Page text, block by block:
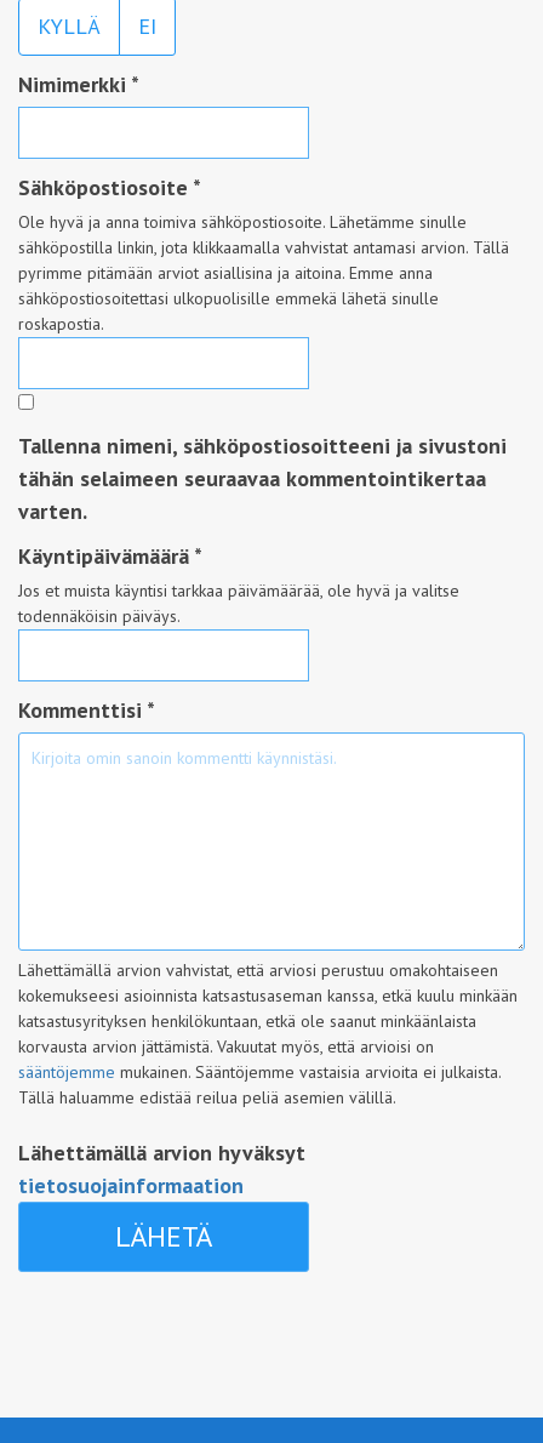
KYLLÄ EI
Nimimerkki *
Sähköpostiosoite *
Ole hyvä ja anna toimiva sähköpostiosoite. Lähetämme sinulle
sähköpostilla linkin, jota klikkaamalla vahvistat antamasi arvion. Tällä
pyrimme pitämään arviot asiallisina ja aitoina. Emme anna
sähköpostiosoitettasi ulkopuolisille emmekä lähetä sinulle
roskapostia.
Tallenna nimeni, sähköpostiosoitteeni ja sivustoni
tähän selaimeen seuraavaa kommentointikertaa
varten.
Käyntipäivämäärä *
Jos et muista käyntisi tarkkaa päivämäärää, ole hyvä ja valitse
todennäköisin päiväys.
Kommenttisi *
Lähettämällä arvion vahvistat, että arviosi perustuu omakohtaiseen
kokemukseesi asioinnista katsastusaseman kanssa, etkä kuulu minkään
katsastusyrityksen henkilökuntaan, etkä ole saanut minkäänlaista
korvausta arvion jättämistä. Vakuutat myös, että arvioisi on
sääntöjemme mukainen. Sääntöjemme vastaisia arvioita ei julkaista.
Tällä haluamme edistää reilua peliä asemien välillä.
Lähettämällä arvion hyväksyt
tietosuojainformaation